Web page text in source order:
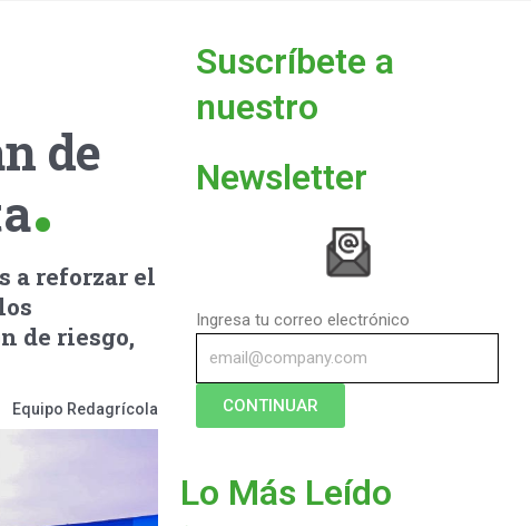
de
a reforzar el
de riesgo,
Equipo Redagrícola
Suscríbete a
nuestro
Newsletter
Ingresa tu correo electrónico
CONTINUAR
Lo Más Leído